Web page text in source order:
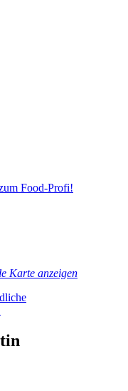
Food-Profi!
Karte anzeigen